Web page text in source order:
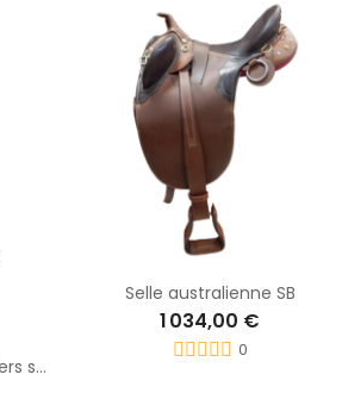
Anneaux caoutchouc étriers sécurité
Selle australienne SB
1 034,00 €
0